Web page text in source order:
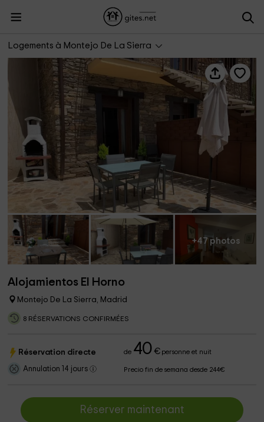
Logements à Montejo De La Sierra
+47 photos
Alojamientos El Horno
Montejo De La Sierra, Madrid
8 RÉSERVATIONS CONFIRMÉES
Réservation directe de 40 €personne et nuit
Annulation 14 jours Precio fin de semana desde 244€
Réserver maintenant